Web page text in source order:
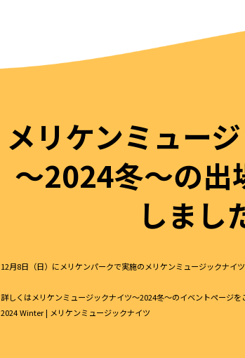
メリケンミュー
～2024冬〜の出
しまし
12月8日（日）にメリケンパークで実施のメリケンミュージックナイ
詳しくはメリケンミュージックナイツ～2024冬〜のイベントページを
2024 Winter | メリケンミュージックナイツ